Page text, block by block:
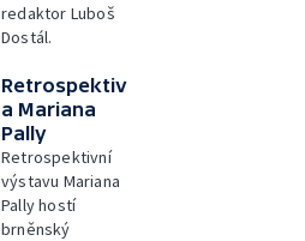
redaktor Luboš
Dostál.
Retrospektiv
a Mariana
Pally
Retrospektivní
výstavu Mariana
Pally hostí
brněnský